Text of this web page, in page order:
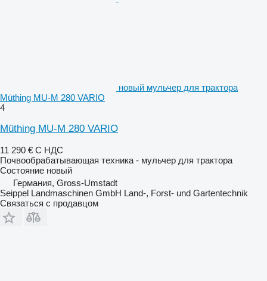
новый мульчер для трактора
Müthing MU-M 280 VARIO
4
Müthing MU-M 280 VARIO
11 290 € С НДС
Почвообрабатывающая техника - мульчер для трактора
Состояние новый
Германия, Gross-Umstadt
Seippel Landmaschinen GmbH Land-, Forst- und Gartentechnik
Связаться с продавцом